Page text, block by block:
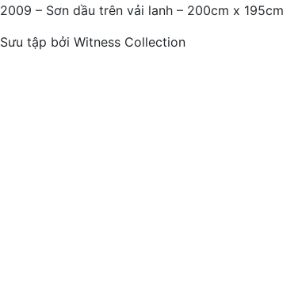
2009 – Sơn dầu trên vải lanh – 200cm x 195cm
Sưu tập bởi Witness Collection